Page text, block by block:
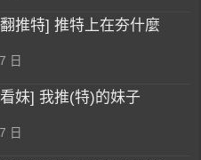
推特] 推特上在夯什麼
日
妹] 我推(特)的妹子
日